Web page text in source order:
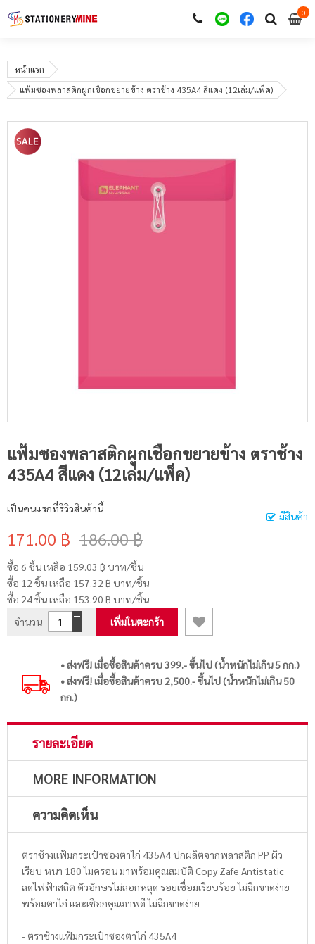
00
หน้าแรก
แฟ้มซองพลาสติกผูกเชือกขยายข้าง ตราช้าง 435A4 สีแดง (12เล่ม/แพ็ค)
แฟ้มซองพลาสติกผูกเชือกขยายข้าง ตราช้าง
435A4 สีแดง (12เล่ม/แพ็ค)
มีสินค้า
เป็นคนแรกที่รีวิวสินค้านี้
171.00 ฿ 186.00 ฿
ซื้อ 6 ชิ้น เหลือ 159.03 ฿ บาท/ชิ้น
ซื้อ 12 ชิ้น เหลือ 157.32 ฿ บาท/ชิ้น
ซื้อ 24 ชิ้น เหลือ 153.90 ฿ บาท/ชิ้น
จำนวน
เพิ่มในตะกร้า
• ส่งฟรี! เมื่อซื้อสินค้าครบ 399.- ขึ้นไป (น้ำหนักไม่เกิน 5 กก.)
• ส่งฟรี! เมื่อซื้อสินค้าครบ 2,500.- ขึ้นไป (น้ำหนักไม่เกิน 50
กก.)
รายละเอียด
MORE INFORMATION
ความคิดเห็น
ตราช้างแฟ้มกระเป๋าซองตาไก่ 435A4 ปกผลิตจากพลาสติก PP ผิว
เรียบ หนา 180 ไมครอน มาพร้อมคุณสมบัติ Copy Zafe Antistatic
ลดไฟฟ้าสถิต ตัวอักษรไม่ลอกหลุด รอยเชื่อมเรียบร้อย ไม่ฉีกขาดง่าย
พร้อมตาไก่ และเชือกคุณภาพดี ไม่ฉีกขาดง่าย
- ตราช้างแฟ้มกระเป๋าซองตาไก่ 435A4